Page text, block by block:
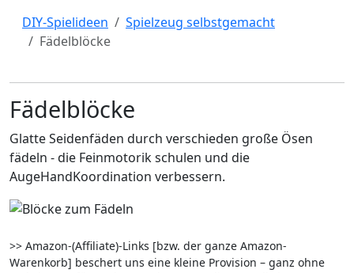
DIY-Spielideen
Spielzeug selbstgemacht
Fädelblöcke
Fädelblöcke
Glatte Seidenfäden durch verschieden große Ösen
fädeln - die Feinmotorik schulen und die
AugeHandKoordination verbessern.
>> Amazon-(Affiliate)-Links [bzw. der ganze Amazon-
Warenkorb] beschert uns eine kleine Provision – ganz ohne